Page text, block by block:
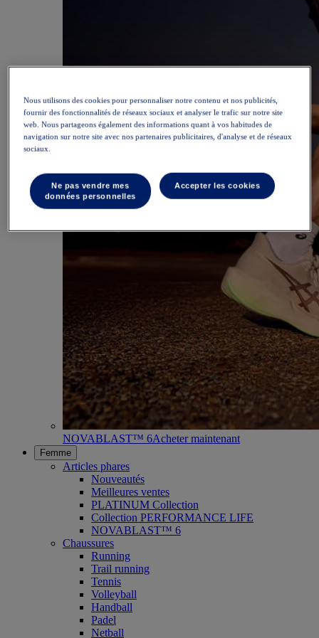
NOVABLAST™ 6Acheter maintenant
Femme
Articles phares
Nouveautés
Meilleures ventes
PLATINUM Collection
Collection PERFORMANCE LIFE
NOVABLAST™ 6
Chaussures
Running
Trail running
Tennis
Volleyball
Handball
Padel
Netball
Nous utilisons des cookies pour personnaliser notre contenu et nos publicités,
fournir des fonctionnalités de réseaux sociaux et analyser le trafic sur notre site
web. Nous partageons également des informations quant à vos habitudes de
navigation sur notre site avec nos partenaires publicitaires, d'analyse et de réseaux
sociaux.
Ne pas vendre mes
données personnelles
Accepter les cookies